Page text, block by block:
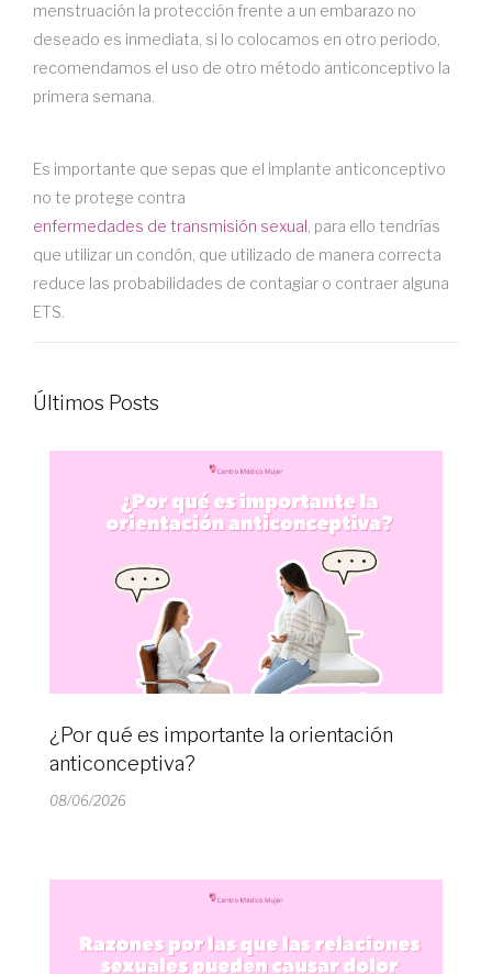
menstruación la protección frente a un embarazo no
deseado es inmediata, si lo colocamos en otro periodo,
recomendamos el uso de otro método anticonceptivo la
primera semana.
Es importante que sepas que el implante anticonceptivo
no te protege contra
enfermedades de transmisión sexual , para ello tendrías
que utilizar un condón, que utilizado de manera correcta
reduce las probabilidades de contagiar o contraer alguna
ETS.
Últimos Posts
¿Por qué es importante la orientación
anticonceptiva?
08/06/2026